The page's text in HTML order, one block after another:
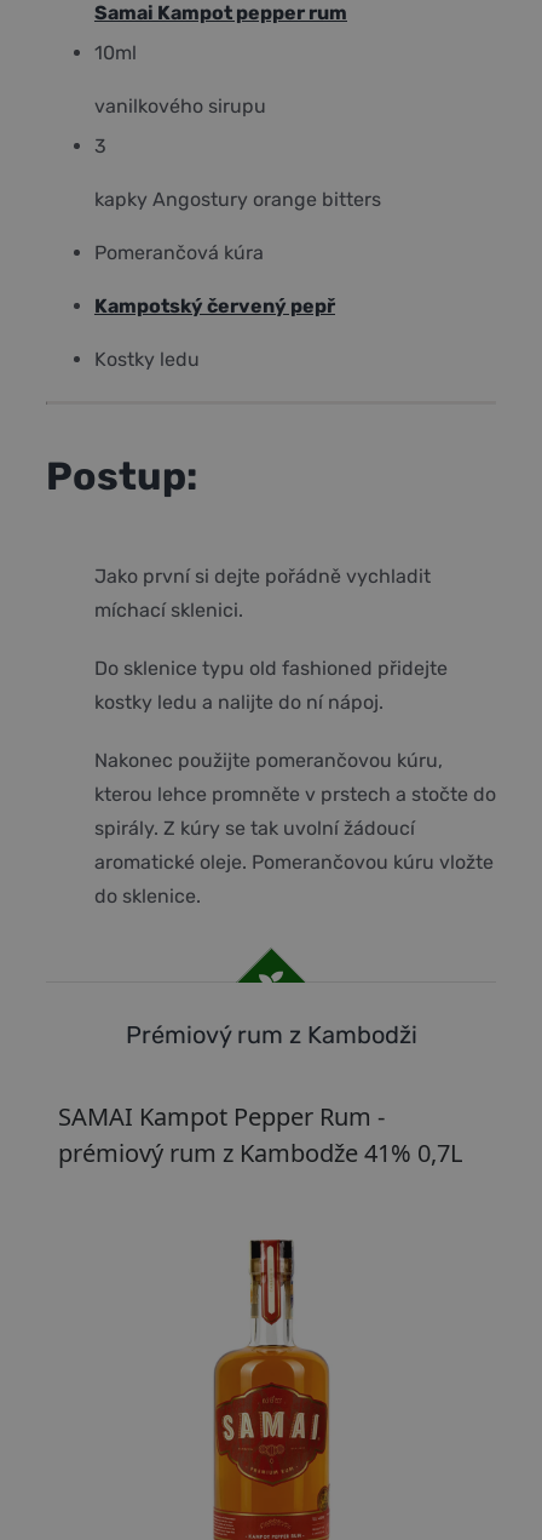
Samai Kampot pepper rum
10ml
vanilkového sirupu
3
kapky Angostury orange bitters
Pomerančová kúra
Kampotský červený pepř
Kostky ledu
Postup:
Jako první si dejte pořádně vychladit
míchací sklenici.
Do sklenice typu old fashioned přidejte
kostky ledu a nalijte do ní nápoj.
Nakonec použijte pomerančovou kúru,
kterou lehce promněte v prstech a stočte do
spirály. Z kúry se tak uvolní žádoucí
aromatické oleje. Pomerančovou kúru vložte
do sklenice.
Prémiový rum z Kambodži